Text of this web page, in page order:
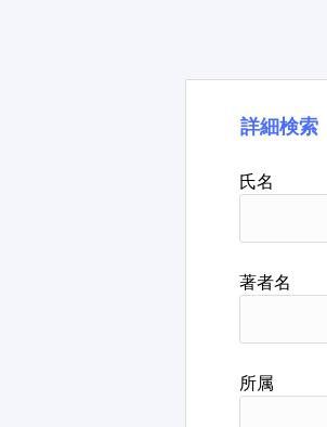
詳細検索
氏名
著者名
所属